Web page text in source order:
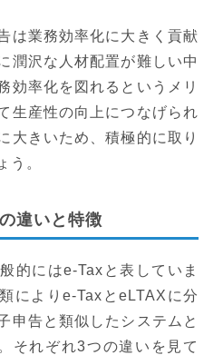
は業務効率化に大きく貢献
潤沢な人材配置が難しい中
効率化を図れるというメリ
生産性の向上につなげられ
大きいため、積極的に取り
う。
違いと特徴
的にはe-Taxと表していま
によりe-TaxとeLTAXに分
申告と類似したシステムと
それぞれ3つの違いを見て